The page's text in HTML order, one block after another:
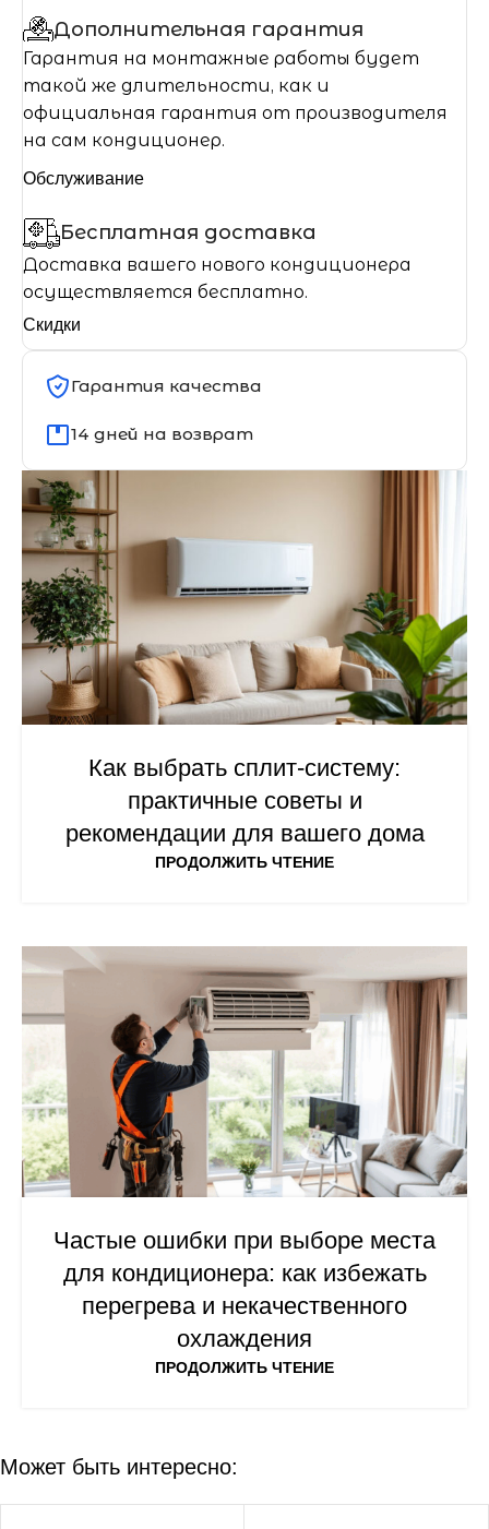
Дополнительная гарантия
Гарантия на монтажные работы будет
такой же длительности, как и
официальная гарантия от производителя
на сам кондиционер.
Обслуживание
Бесплатная доставка
Доставка вашего нового кондиционера
осуществляется бесплатно.
Скидки
Гарантия качества
14 дней на возврат
Как выбрать сплит-систему:
практичные советы и
рекомендации для вашего дома
ПРОДОЛЖИТЬ ЧТЕНИЕ
Частые ошибки при выборе места
для кондиционера: как избежать
перегрева и некачественного
охлаждения
ПРОДОЛЖИТЬ ЧТЕНИЕ
Может быть интересно: